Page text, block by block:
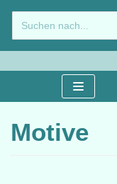
Zum
Inhalt
springen
Motive